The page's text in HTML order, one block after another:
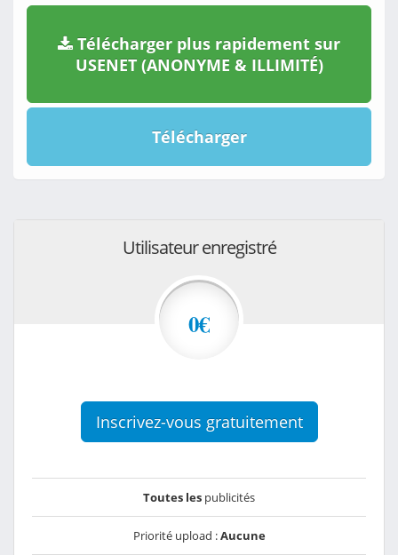
Télécharger plus rapidement sur
USENET (ANONYME & ILLIMITÉ)
Télécharger
Utilisateur enregistré
0€
Inscrivez-vous gratuitement
Toutes les publicités
Priorité upload :Aucune